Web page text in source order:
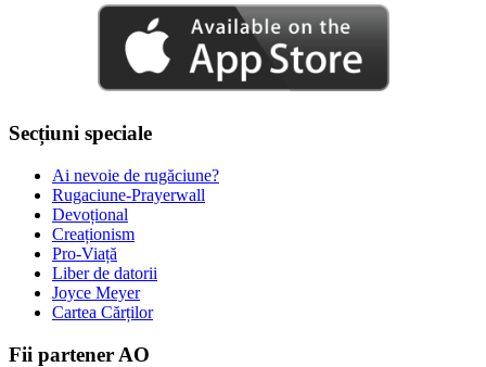
Secțiuni speciale
Ai nevoie de rugăciune?
Rugaciune-Prayerwall
Devoțional
Creaționism
Pro-Viață
Liber de datorii
Joyce Meyer
Cartea Cărților
Fii partener AO